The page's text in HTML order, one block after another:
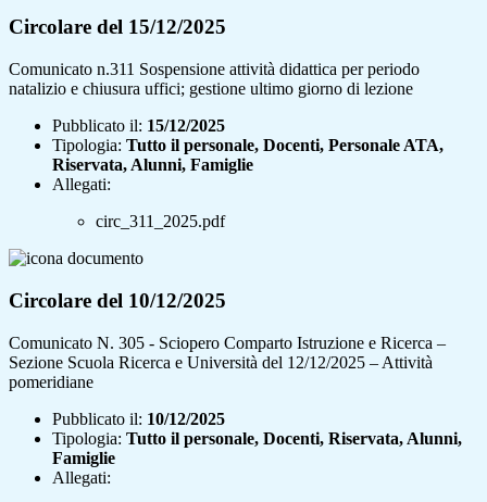
Circolare del 15/12/2025
Comunicato n.311 Sospensione attività didattica per periodo
natalizio e chiusura uffici; gestione ultimo giorno di lezione
Pubblicato il: 15/12/2025
Tipologia: Tutto il personale, Docenti, Personale ATA,
Riservata, Alunni, Famiglie
Allegati:
circ_311_2025.pdf
Circolare del 10/12/2025
Comunicato N. 305 - Sciopero Comparto Istruzione e Ricerca –
Sezione Scuola Ricerca e Università del 12/12/2025 – Attività
pomeridiane
Pubblicato il: 10/12/2025
Tipologia: Tutto il personale, Docenti, Riservata, Alunni,
Famiglie
Allegati: